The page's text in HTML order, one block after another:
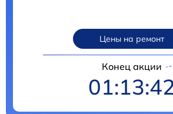
Цены на ремонт
Конец акции